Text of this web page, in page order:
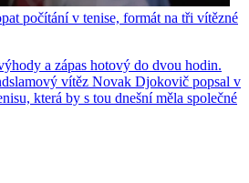
počítání v tenise, formát na tři vítězné
a zápas hotový do dvou hodin.
vítěz Novak Djokovič popsal v
která by s tou dnešní měla společné